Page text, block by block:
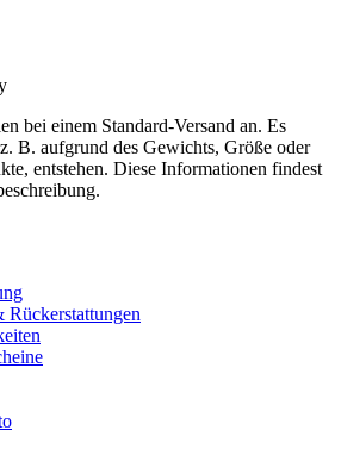
bei einem Standard-Versand an. Es
B. aufgrund des Gewichts, Größe oder
entstehen. Diese Informationen findest
Rückerstattungen